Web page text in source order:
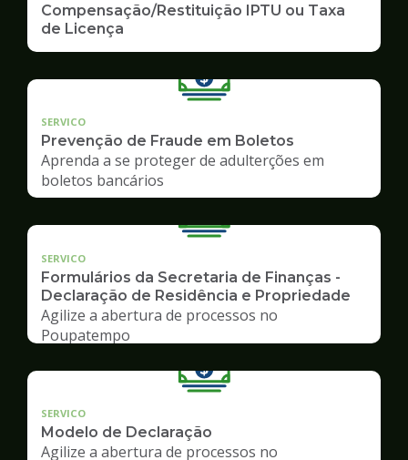
Compensação/Restituição IPTU ou Taxa
de Licença
SERVICO
Prevenção de Fraude em Boletos
Aprenda a se proteger de adulterções em
boletos bancários
SERVICO
Formulários da Secretaria de Finanças -
Declaração de Residência e Propriedade
Agilize a abertura de processos no
Poupatempo
SERVICO
Modelo de Declaração
Agilize a abertura de processos no